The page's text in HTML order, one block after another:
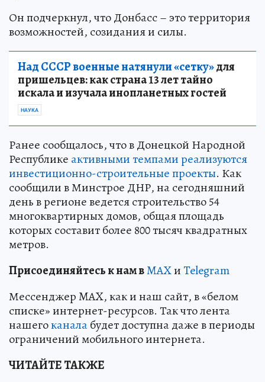
Он подчеркнул, что Донбасс – это территория
возможностей, созидания и силы.
Над СССР военные натянули «сетку»для
пришельцев: как страна 13 лет тайно
искала и изучала инопланетных гостей
НАУКА
Ранее сообщалось, что в Донецкой Народной
Республике активными темпами реализуются
инвестиционно-строительные проекты. Как
сообщили в Минстрое ДНР, на сегодняшний
день в регионе ведется строительство 54
многоквартирных домов, общая площадь
которых составит более 800 тысяч квадратных
метров.
Присоединяйтесь к нам вMAXиTelegram
Мессенджер MAX, как и наш сайт, в «белом
списке» интернет-ресурсов. Так что лента
нашегоканалабудет доступна даже в периоды
ограничений мобильного интернета.
ЧИТАЙТЕ ТАКЖЕ